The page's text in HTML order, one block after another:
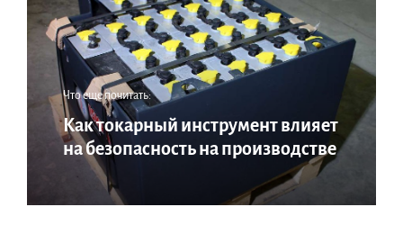
Что еще почитать:
Как токарный инструмент влияет
на безопасность на производстве